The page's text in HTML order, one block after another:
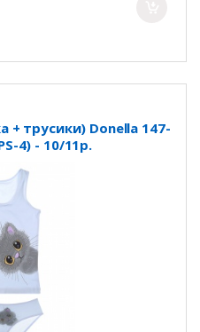
+ трусики) Donella 147-
4) - 10/11р.